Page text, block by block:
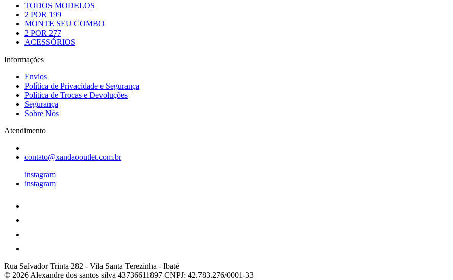
TODOS MODELOS
2 POR 199
MONTE SEU COMBO
2 POR 277
ACESSÓRIOS
Informações
Envios
Política de Privacidade e Segurança
Política de Trocas e Devoluções
Segurança
Sobre Nós
Atendimento
contato@xandaooutlet.com.br
instagram
instagram
Rua Salvador Trinta 282 - Vila Santa Terezinha - Ibaté
© 2026 Alexandre dos santos silva 43736611897 CNPJ: 42.783.276/0001-33